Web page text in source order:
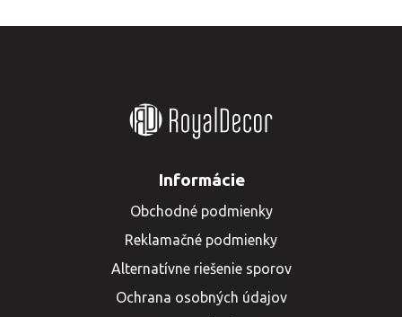
Informácie
Obchodné podmienky
Reklamačné podmienky
Alternatívne riešenie sporov
Ochrana osobných údajov